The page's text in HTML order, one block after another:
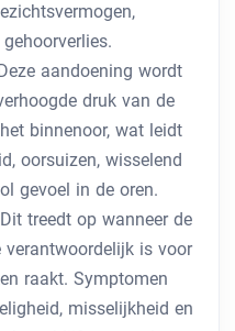
aandoening wordt
druk van de
binnenoor, wat leidt
oorsuizen, wisselend
gevoel in de oren.
treedt op wanneer de
verantwoordelijk is voor
raakt. Symptomen
misselijkheid en